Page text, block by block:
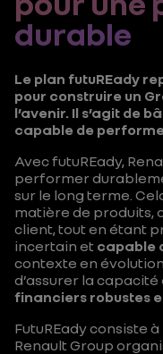
durable
Le plan futuREady
pour construire un
l’avenir. Il s’agit de
capable de
Avec futuREady,
performer
sur le long terme.
matière de produits,
client, tout en étant
incertain et capable
contexte en
d’assurer la
financiers robustes
FutuREady consiste à
Renault Group